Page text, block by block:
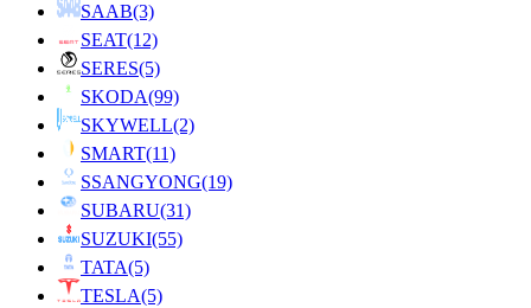
SAAB(3)
SEAT(12)
SERES(5)
SKODA(99)
SKYWELL(2)
SMART(11)
SSANGYONG(19)
SUBARU(31)
SUZUKI(55)
TATA(5)
TESLA(5)